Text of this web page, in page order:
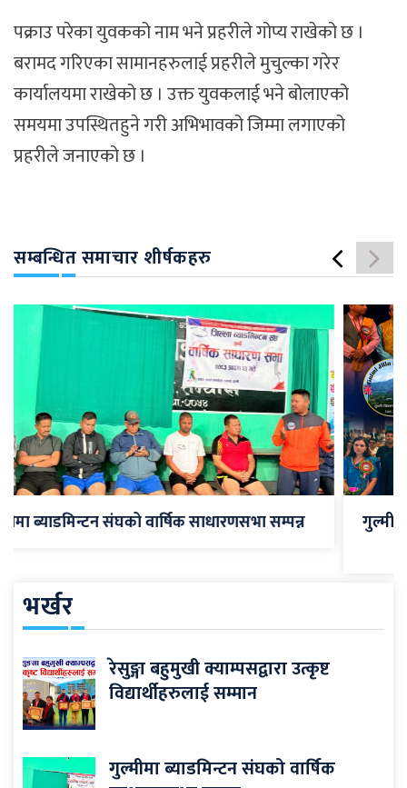
पक्राउ परेका युवकको नाम भने प्रहरीले गोप्य राखेको छ ।
बरामद गरिएका सामानहरुलाई प्रहरीले मुचुल्का गरेर
कार्यालयमा राखेको छ । उक्त युवकलाई भने बोलाएको
समयमा उपस्थितहुने गरी अभिभावको जिम्मा लगाएको
प्रहरीले जनाएको छ ।
सम्बन्धित समाचार शीर्षकहरु
सम्पन्न
गुल्मी जिल्ला समाज यूकेको १८औँ
भर्खर
रेसुङ्गा बहुमुखी क्याम्पसद्वारा उत्कृष्ट
विद्यार्थीहरुलाई सम्मान
गुल्मीमा ब्याडमिन्टन संघको वार्षिक